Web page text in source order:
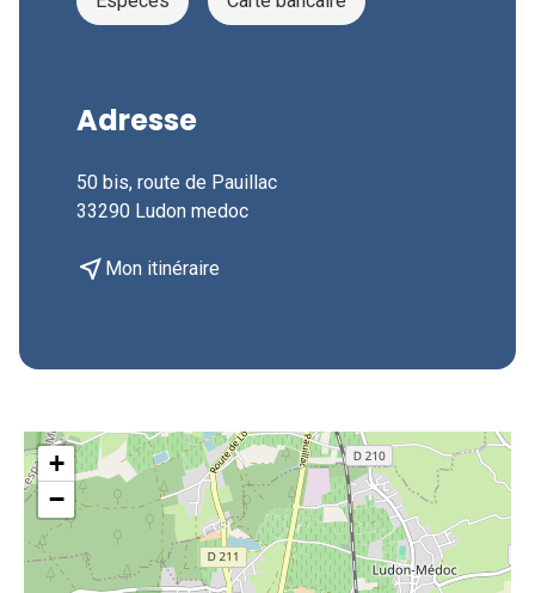
Adresse
50 bis, route de Pauillac
33290 Ludon medoc
near_me Mon itinéraire
+
−